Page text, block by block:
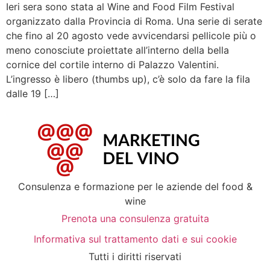
Ieri sera sono stata al Wine and Food Film Festival
organizzato dalla Provincia di Roma. Una serie di serate
che fino al 20 agosto vede avvicendarsi pellicole più o
meno conosciute proiettate all’interno della bella
cornice del cortile interno di Palazzo Valentini.
L’ingresso è libero (thumbs up), c’è solo da fare la fila
dalle 19 […]
Consulenza e formazione per le aziende del food &
wine
Prenota una consulenza gratuita
Informativa sul trattamento dati e sui cookie
Tutti i diritti riservati